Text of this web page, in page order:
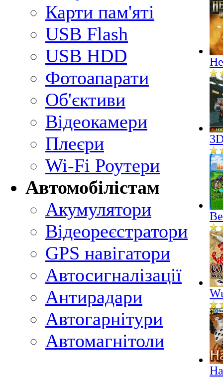
Карти пам'яті
USB Flash
USB HDD
Фотоапарати
Об'єктиви
Відеокамери
Плеєри
Wi-Fi Роутери
Автомобілістам
Акумулятори
Відеореєстратори
GPS навігатори
Автосигналізації
Антирадари
Автогарнітури
Автомагнітоли